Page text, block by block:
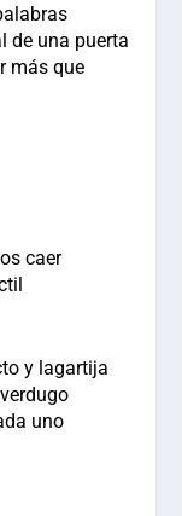
de una puerta
más que
caer
y lagartija
uno